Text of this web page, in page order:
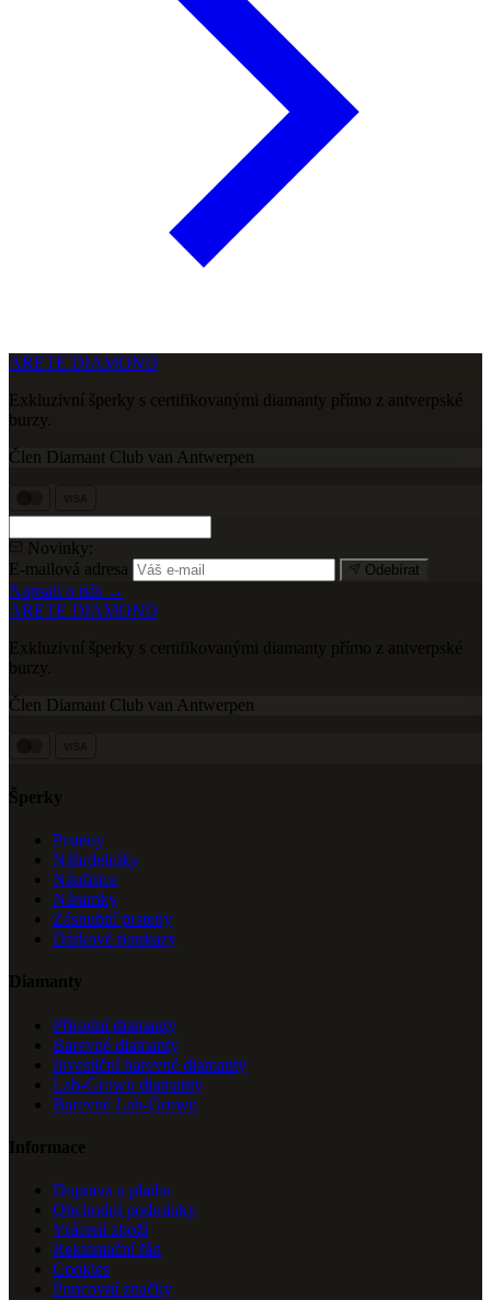
ARETE DIAMOND
Exkluzivní šperky s certifikovanými diamanty přímo z antverpské
burzy.
Člen Diamant Club van Antwerpen
Novinky:
E-mailová adresa
Odebírat
Napsali o nás →
ARETE DIAMOND
Exkluzivní šperky s certifikovanými diamanty přímo z antverpské
burzy.
Člen Diamant Club van Antwerpen
Šperky
Prsteny
Náhrdelníky
Náušnice
Náramky
Zásnubní prsteny
Dárkové poukazy
Diamanty
Přírodní diamanty
Barevné diamanty
Investiční barevné diamanty
Lab-Grown diamanty
Barevné Lab-Grown
Informace
Doprava a platba
Obchodní podmínky
Vrácení zboží
Reklamační řád
Cookies
Puncovní značky